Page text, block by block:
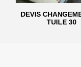
DEVIS
TUILE 30